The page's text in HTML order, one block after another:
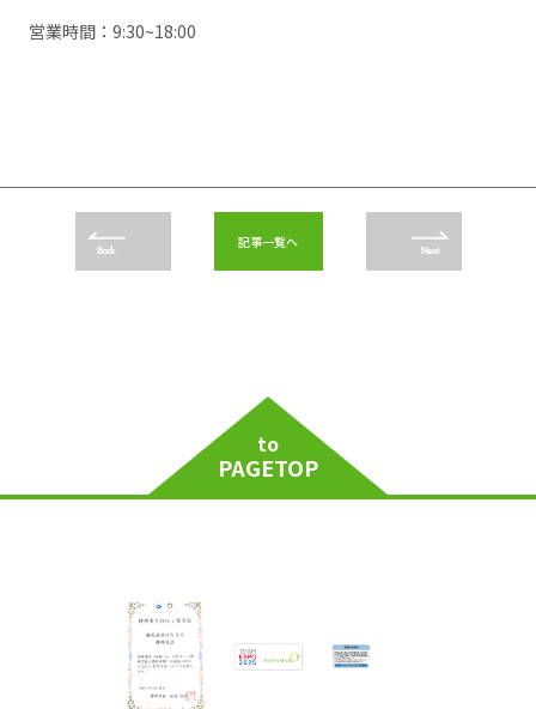
営業時間：9:30~18:00
Back 記事一覧へ Next
to
PAGETOP